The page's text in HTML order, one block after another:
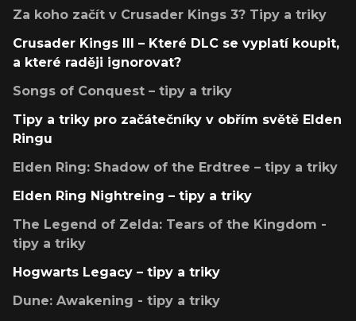
Za koho začít v Crusader Kings 3? Tipy a triky
Crusader Kings III – Které DLC se vyplatí koupit,
a které raději ignorovat?
Songs of Conquest – tipy a triky
Tipy a triky pro začátečníky v obřím světě Elden
Ringu
Elden Ring: Shadow of the Erdtree – tipy a triky
Elden Ring Nightreing – tipy a triky
The Legend of Zelda: Tears of the Kingdom -
tipy a triky
Hogwarts Legacy – tipy a triky
Dune: Awakening - tipy a triky